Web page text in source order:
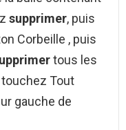
supprimer, puis
Corbeille , puis
tous les
touchez Tout
gauche de